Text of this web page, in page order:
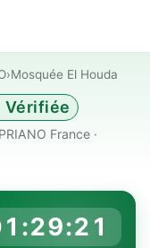
›Mosquée El Houda
Vérifiée
France ·